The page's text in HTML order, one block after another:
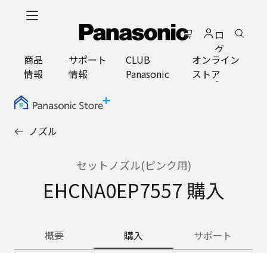
ロ
グ
イ
ン
商品
情報
サポート
情報
CLUB
Panasonic
オンライン
ストア
ノズル
セットノズル(ピンク用)
EHCNA0EP7557 購入
概要 購入 サポート